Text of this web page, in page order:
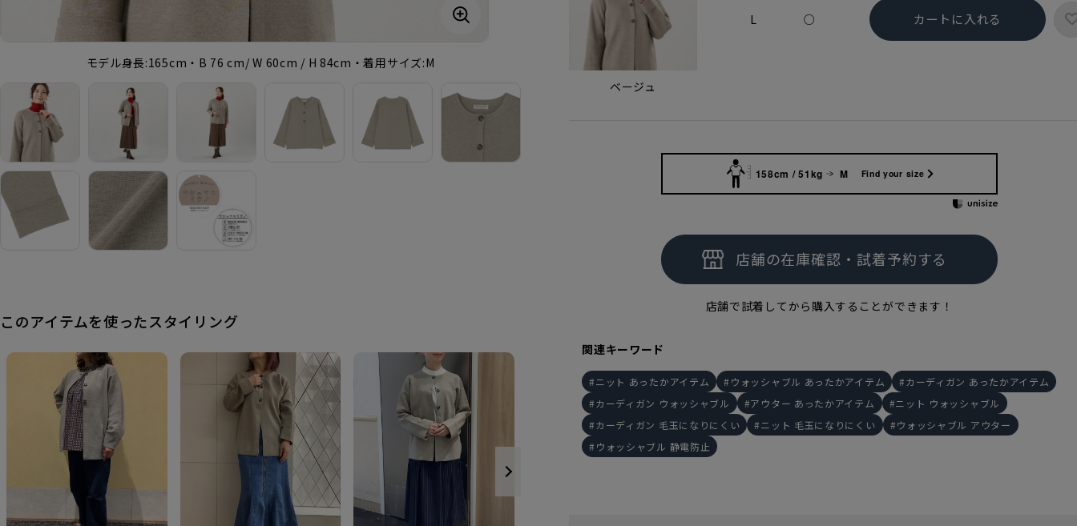
モデル身長:165cm・B 76 cm/ W 60cm / H 84cm・着用サイズ:M
このアイテムを使ったスタイリング
ベージュ
L ○ カートに入れる
158cm / 51kg M Find your size
店舗で試着してから購入することができます！
関連キーワード
ニット あったかアイテム ウォッシャブル あったかアイテム
カーディガン あったかアイテム
カーディガン ウォッシャブル
アウター あったかアイテム
ニット ウォッシャブル
カーディガン 毛玉になりにくい
ニット 毛玉になりにくい
ウォッシャブル アウター
ウォッシャブル 静電防止